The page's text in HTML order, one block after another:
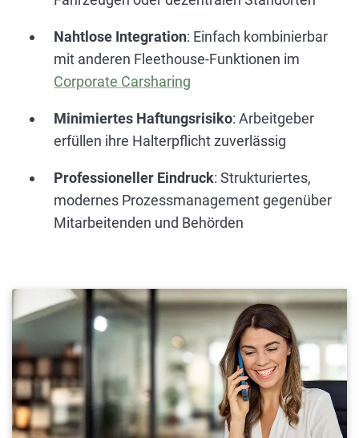
Nahtlose Integration: Einfach kombinierbar
mit anderen Fleethouse-Funktionen im
Corporate Carsharing
Minimiertes Haftungsrisiko: Arbeitgeber
erfüllen ihre Halterpflicht zuverlässig
Professioneller Eindruck: Strukturiertes,
modernes Prozessmanagement gegenüber
Mitarbeitenden und Behörden